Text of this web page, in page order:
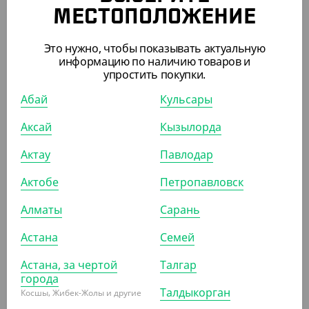
2 468.20
(2 468.20
круглая, d 260 мм, белая,
ПОСТУПЛЕНИИ
5 634.90₸
(5 634.90
прямоугольная, 300*400 мм,
ПОСТУПЛЕНИИ
АРТ. 3525604
МЕСТОПОЛОЖЕНИЕ
Это нужно, чтобы показывать актуальную
информацию по наличию товаров и
упростить покупки.
Абай
Аксай
Актау
Актобе
Алматы
Астана
Астана, за чертой
города
Косшы, Жибек-Жолы и другие
Кульсары
Кызылорда
Павлодар
Петропавловск
Сарань
Семей
Талгар
Талдыкорган